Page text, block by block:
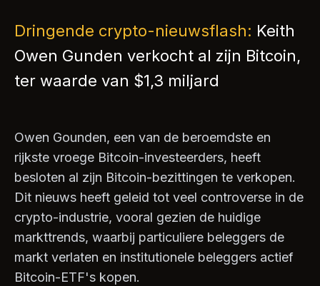
Dringende crypto-nieuwsflash: Keith
Owen Gunden verkocht al zijn Bitcoin,
ter waarde van $1,3 miljard
Owen Gounden, een van de beroemdste en
rijkste vroege Bitcoin-investeerders, heeft
besloten al zijn Bitcoin-bezittingen te verkopen.
Dit nieuws heeft geleid tot veel controverse in de
crypto-industrie, vooral gezien de huidige
markttrends, waarbij particuliere beleggers de
markt verlaten en institutionele beleggers actief
Bitcoin-ETF's kopen.